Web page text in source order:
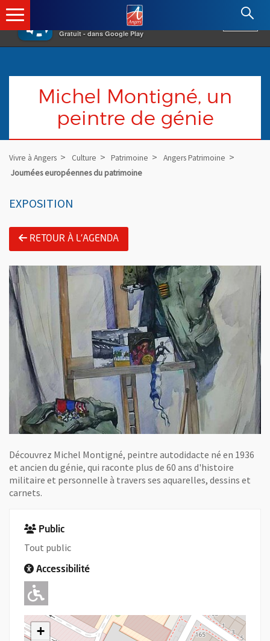
×
Gratuit - dans Google Play
Angers.fr : Retour à l'accueil
Michel Montigné, un
peintre de génie
Vivre à Angers Culture Patrimoine
Angers Patrimoine
Journées européennes du patrimoine
EXPOSITION
RETOUR À L'AGENDA
Découvrez Michel Montigné, peintre autodidacte né en 1936
et ancien du génie, qui raconte plus de 60 ans d'histoire
militaire et personnelle à travers ses aquarelles, dessins et
carnets.
Public
Tout public
Accessibilité
Adapté pour l'handicap Moteur
+